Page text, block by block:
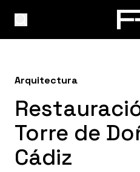
Arquitectura
Torre de
Cádiz